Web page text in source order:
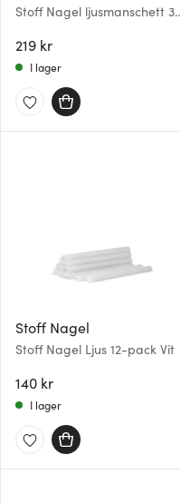
Stoff Nagel ljusmanschett 3-
219 kr
I lager
Stoff Nagel
Stoff Nagel Ljus 12-pack Vit
140 kr
I lager